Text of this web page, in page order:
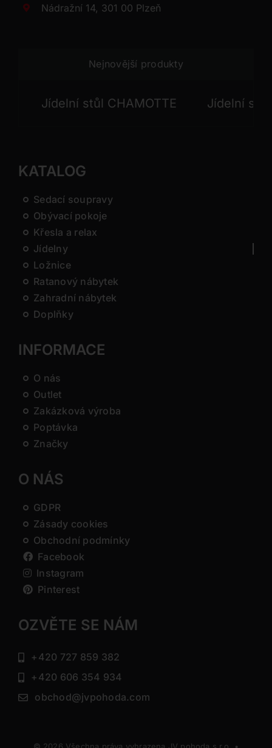
Nádražní 14, 301 00 Plzeň
Nejnovější produkty
Jídelní stůl CHAMOTTE Jídelní stůl
KATALOG
Sedací soupravy
Obývací pokoje
Křesla a relax
Jídelny
Ložnice
Ratanový nábytek
Zahradní nábytek
Doplňky
INFORMACE
O nás
Outlet
Zakázková výroba
Poptávka
Značky
O NÁS
GDPR
Zásady cookies
Obchodní podmínky
Facebook
Instagram
Pinterest
OZVĚTE SE NÁM
+420 727 859 382
+420 606 354 934
obchod@jvpohoda.com